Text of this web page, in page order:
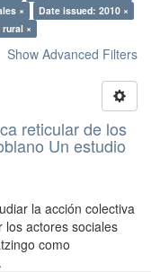
×
Date issued: 2010 ×
×
Show Advanced Filters
reticular de los
Un estudio
la acción colectiva
los actores sociales
como